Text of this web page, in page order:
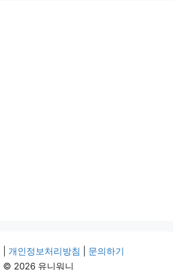
개인정보처리방침
문의하기
© 2026 유니워니